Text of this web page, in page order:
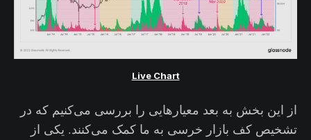
Live Chart
از این بخش به بعد معیارهایی را بررسی می‌کنیم که در
تشخیص کف بازار خرسی به ما کمک می‌کنند. یکی از